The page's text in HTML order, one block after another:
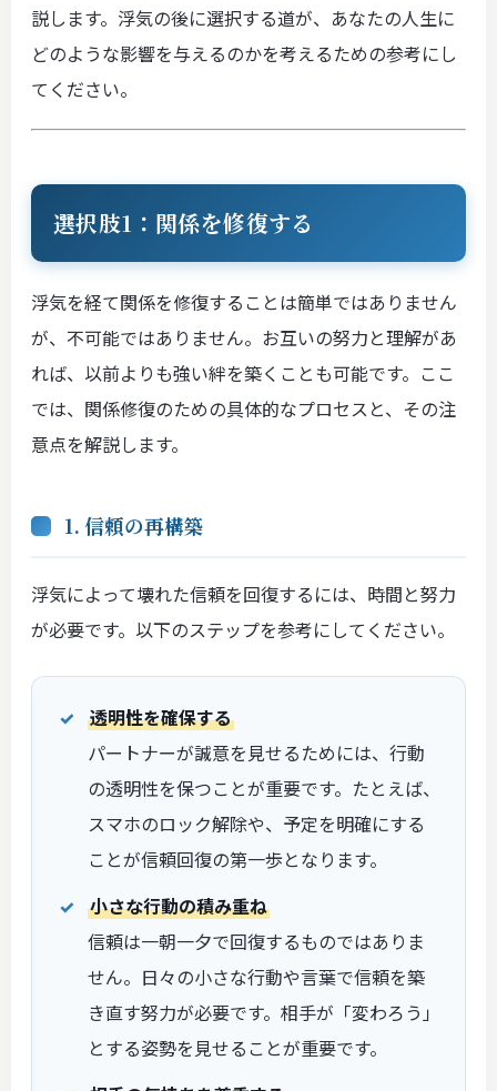
説します。浮気の後に選択する道が、あなたの人生に
どのような影響を与えるのかを考えるための参考にし
てください。
選択肢1：関係を修復する
浮気を経て関係を修復することは簡単ではありません
が、不可能ではありません。お互いの努力と理解があ
れば、以前よりも強い絆を築くことも可能です。ここ
では、関係修復のための具体的なプロセスと、その注
意点を解説します。
1. 信頼の再構築
浮気によって壊れた信頼を回復するには、時間と努力
が必要です。以下のステップを参考にしてください。
透明性を確保する
パートナーが誠意を見せるためには、行動
の透明性を保つことが重要です。たとえば、
スマホのロック解除や、予定を明確にする
ことが信頼回復の第一歩となります。
小さな行動の積み重ね
信頼は一朝一夕で回復するものではありま
せん。日々の小さな行動や言葉で信頼を築
き直す努力が必要です。相手が「変わろう」
とする姿勢を見せることが重要です。